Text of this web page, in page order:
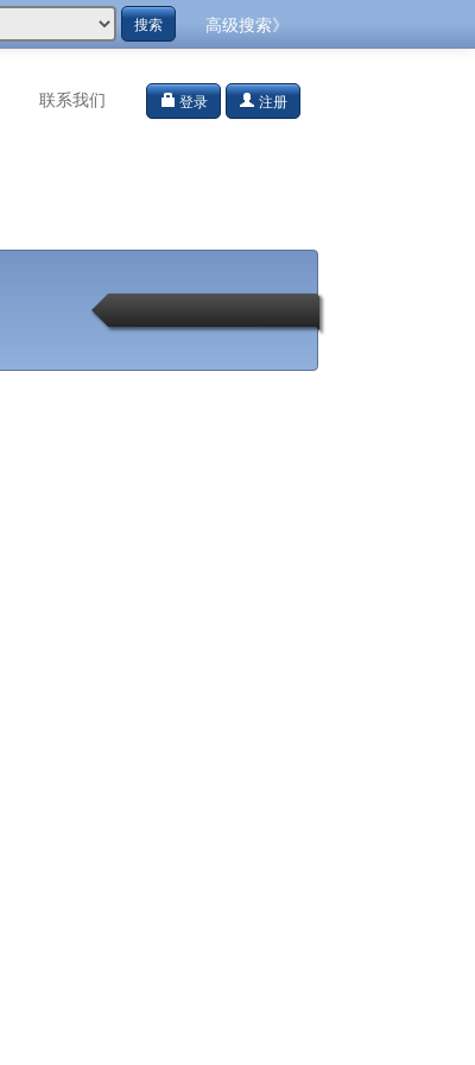
搜索 高级搜索》
联系我们 登录 注册